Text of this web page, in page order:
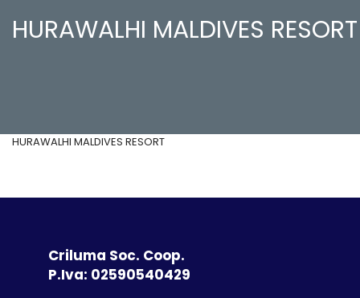
HURAWALHI MALDIVES RESORT
HURAWALHI MALDIVES RESORT
Criluma Soc. Coop.
P.Iva: 02590540429